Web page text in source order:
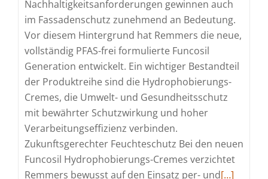
Nachhaltigkeitsanforderungen gewinnen auch
im Fassadenschutz zunehmend an Bedeutung.
Vor diesem Hintergrund hat Remmers die neue,
vollständig PFAS-frei formulierte Funcosil
Generation entwickelt. Ein wichtiger Bestandteil
der Produktreihe sind die Hydrophobierungs-
Cremes, die Umwelt- und Gesundheitsschutz
mit bewährter Schutzwirkung und hoher
Verarbeitungseffizienz verbinden.
Zukunftsgerechter Feuchteschutz Bei den neuen
Funcosil Hydrophobierungs-Cremes verzichtet
Remmers bewusst auf den Einsatz per- undRead
[…]